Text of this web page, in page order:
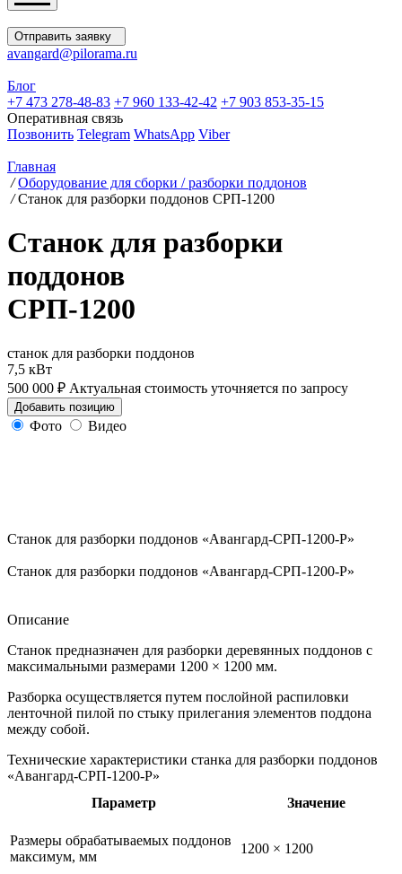
Отправить заявку
avangard@pilorama.ru
Блог
+7 473 278-48-83 +7 960 133-42-42 +7 903 853-35-15
Оперативная связь
Позвонить Telegram WhatsApp Viber
Главная
/ Оборудование для сборки / разборки поддонов
/ Станок для разборки поддонов СРП-1200
Станок для разборки
поддонов
СРП-1200
станок для разборки поддонов
7,5 кВт
500 000 ₽ Актуальная стоимость уточняется по запросу
Добавить позицию
Фото Видео
Станок для разборки поддонов «Авангард-СРП-1200-Р»
Станок для разборки поддонов «Авангард-СРП-1200-Р»
Описание
Станок предназначен для разборки деревянных поддонов с
максимальными размерами 1200 × 1200 мм.
Разборка осуществляется путем послойной распиловки
ленточной пилой по стыку прилегания элементов поддона
между собой.
Технические характеристики станка для разборки поддонов
«Авангард-СРП-1200-Р»
Параметр
Значение
Размеры обрабатываемых поддонов
максимум, мм
1200 × 1200